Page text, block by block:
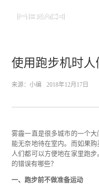
使用跑步机时
来源： 小编 2018年12月17日
雾霾一直是很多城市的一个
能无奈地待在室内。而如果购
人们都可以方便地在家里跑
的错误有哪些？
一、跑步前不做准备运动